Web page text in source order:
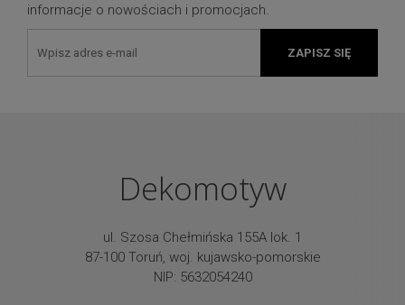
informacje o nowościach i promocjach.
ZAPISZ SIĘ
Dekomotyw
ul. Szosa Chełmińska 155A lok. 1
87-100 Toruń, woj. kujawsko-pomorskie
NIP: 5632054240